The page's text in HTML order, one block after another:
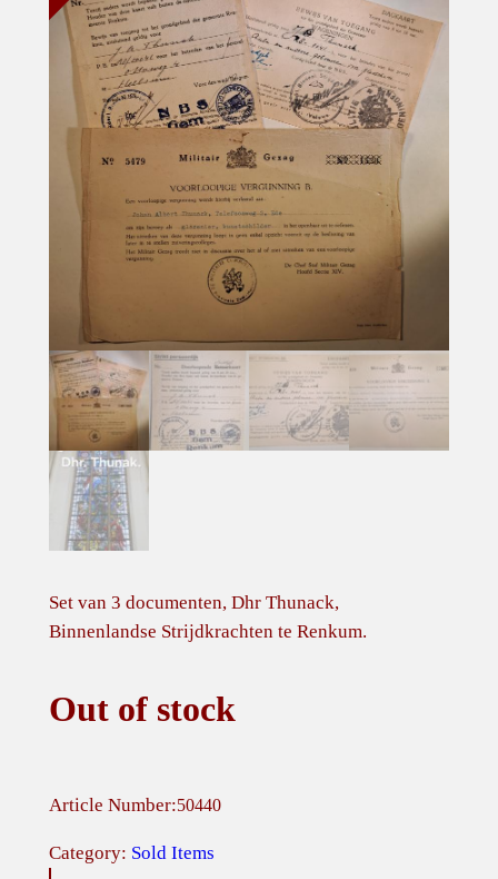
Set van 3 documenten, Dhr Thunack,
Binnenlandse Strijdkrachten te Renkum.
Out of stock
Article Number:50440
Category: Sold Items